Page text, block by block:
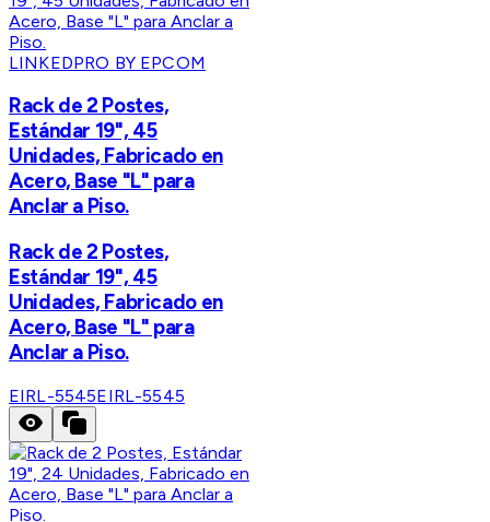
LINKEDPRO BY EPCOM
Rack de 2 Postes,
Estándar 19", 45
Unidades, Fabricado en
Acero, Base "L" para
Anclar a Piso.
Rack de 2 Postes,
Estándar 19", 45
Unidades, Fabricado en
Acero, Base "L" para
Anclar a Piso.
EIRL-5545EIRL-5545